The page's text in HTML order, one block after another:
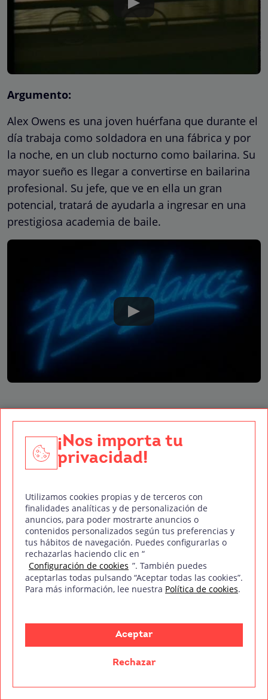
Argumento:
Alex Owens es una joven huérfana que durante el
día trabaja como soldadora en una fábrica y por
la noche, en un club nocturno como bailarina. Su
mayor sueño es llegar a convertirse en bailarina
profesional. Su jefe, que ve en ella un gran
potencial, tratará de ayudarla a ingresar en una
prestigiosa academia de baile.
Footloose(1984)
Continuamos con otra película ochentera que
Footloose (1984), está dirigida por Herbert Ross y
protagonizada por Kevin Bacon, Lori Singer,
Dianne Wiest, John Lithgow y Frances Lee McCain.
La cinta está inspirada en una historia real
acontecida en la pequeña comunidad religiosa de
Elmore City, Oklahoma, donde durante casi 90
Esta prohibición supuso que varias generaciones
de jóvenes no pudiesen celebrar el popular baile
¡Nos importa tu
privacidad!
Utilizamos cookies propias y de terceros con
finalidades analíticas y de personalización de
anuncios, para poder mostrarte anuncios o
contenidos personalizados según tus preferencias y
tus hábitos de navegación. Puedes configurarlas o
rechazarlas haciendo clic en “
Configuración de cookies ”. También puedes
aceptarlas todas pulsando “Aceptar todas las cookies”.
Para más información, lee nuestra Política de cookies.
Aceptar
Rechazar